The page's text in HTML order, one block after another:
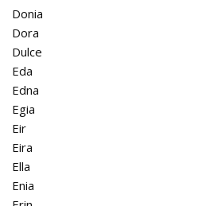
Donia
Dora
Dulce
Eda
Edna
Egia
Eir
Eira
Ella
Enia